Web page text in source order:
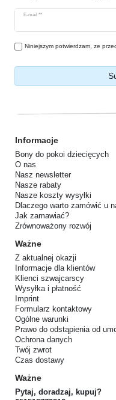
E-mail **
Niniejszym potwierdzam, ze
Informacje
Bony do pokoi dziecięcych
O nas
Nasz newsletter
Nasze rabaty
Nasze koszty wysyłki
Dlaczego warto zamówić u
Jak zamawiać?
Zrównoważony rozwój
Ważne
Z aktualnej okazji
Informacje dla klientów
Klienci szwajcarscy
Wysyłka i płatność
Imprint
Formularz kontaktowy
Ogólne warunki
Prawo do odstąpienia od
Ochrona danych
Twój zwrot
Czas dostawy
Ważne
Pytaj, doradzaj, kupuj?